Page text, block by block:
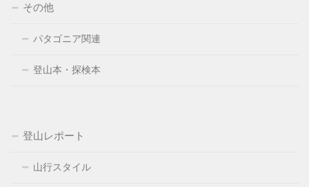
その他
パタゴニア関連
登山本・探検本
登山レポート
山行スタイル